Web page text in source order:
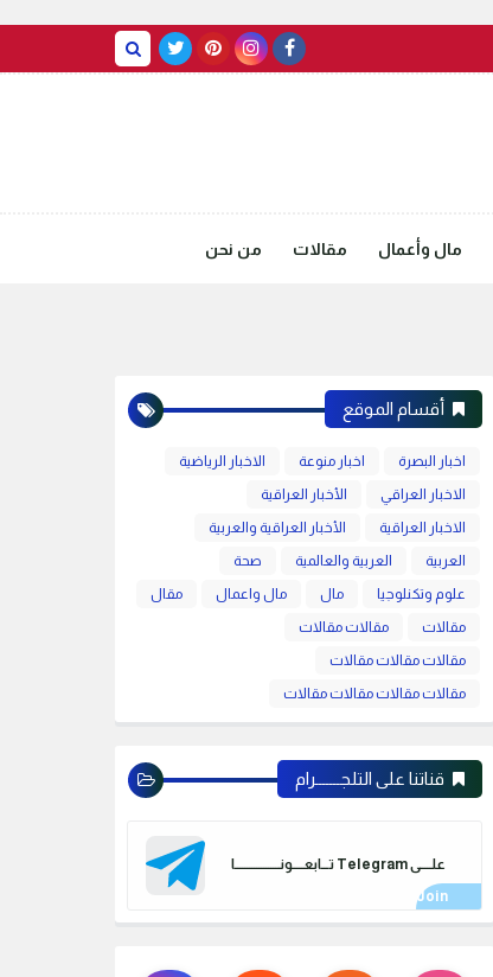
مال وأعمال مقالات من نحن
أقسام الموقع
اخبار البصرة اخبار منوعة
الاخبار الرياضية
الاخبار العراقي
الأخبار العراقية
الاخبار العراقية
الأخبار العراقية والعربية
العربية
العربية والعالمية
صحة
علوم وتكنلوجيا
مال مال واعمال
مقال
مقالات
مقالات مقالات
مقالات مقالات مقالات
مقالات مقالات مقالات مقالات
قناتنا على التلجـــــــرام
علـــــى Telegram تـــابعـــــونـــــــــــــــــــا